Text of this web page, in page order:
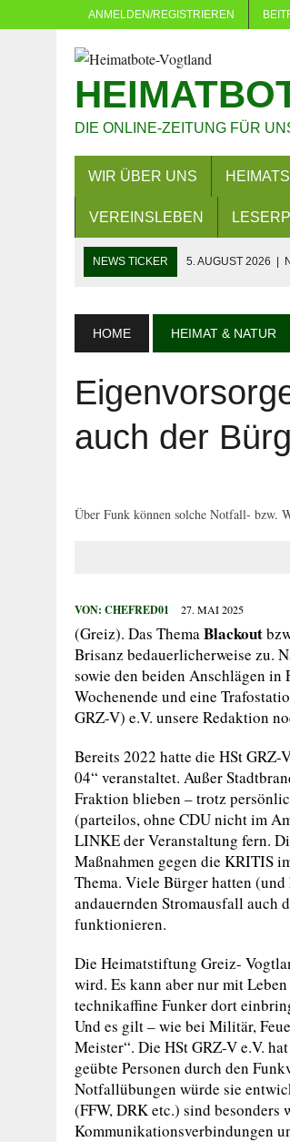
ANMELDEN/REGISTRIEREN
DIE ONLINE-ZEITUNG FÜR
WIR ÜBER UNS
VEREINSLEBEN
NEWS TICKER 5. AUGUST 2026
3. AUGUST 2026 | LANDKREIS
29. JULI 2026 SOMMER IN EICH:
29. JULI 2026 HOHER
27. JULI 2026 WIDERSTAND
HOME HEIMAT & NATUR
auch der
Über Funk können solche Notfall- bzw.
VON: CHEFRED01 27. MAI 2025
(Greiz). Das ThemaBlackout
Brisanz bedauerlicherweise zu.
sowie den beiden Anschlägen
Wochenende und eine
GRZ-V) e.V. unsere Redaktion
Bereits 2022 hatte die HSt GRZ-
04“ veranstaltet. Außer
Fraktion blieben – trotz
(parteilos, ohne CDU nicht im
LINKE der Veranstaltung fern.
Maßnahmen gegen die KRITIS
Thema. Viele Bürger hatten
andauernden Stromausfall auch
funktionieren.
Die Heimatstiftung Greiz-
wird. Es kann aber nur mit
technikaffine Funker dort
Und es gilt – wie bei Militär,
Meister“. Die HSt GRZ-V e.V.
geübte Personen durch den
Notfallübungen würde sie
(FFW, DRK etc.) sind
Kommunikationsverbindungen